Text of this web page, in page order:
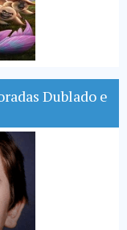
Dublado e